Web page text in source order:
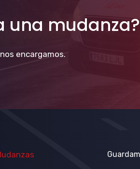
una mudanza?
encargamos.